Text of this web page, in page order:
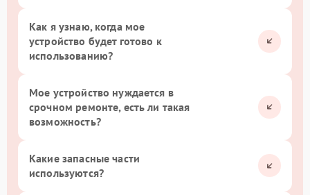
Как я узнаю, когда мое
устройство будет готово к
использованию?
Мое устройство нуждается в
срочном ремонте, есть ли такая
возможность?
Какие запасные части
используются?